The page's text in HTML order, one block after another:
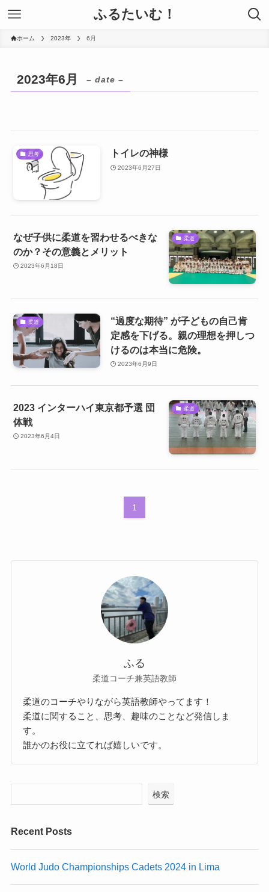
ふるたいむ！
ホーム 2023年 6月
2023年6月 – date –
思考 トイレの神様
2023年6月27日
柔道
なぜ子供に柔道を習わせるべきな
のか？その意義とメリット
2023年6月18日
柔道
“過度な期待” が子どもの自己肯
定感を下げる。親の理想を押しつ
けるのは本当に危険。
2023年6月9日
柔道
2023 インターハイ東京都予選 団
体戦
2023年6月4日
1
ふる
柔道コーチ兼英語教師
柔道のコーチやりながら英語教師やってます！
柔道に関すること、思考、趣味のことなど発信しま
す。
誰かのお役に立てれば嬉しいです。
検索
Recent Posts
World Judo Championships Cadets 2024 in Lima